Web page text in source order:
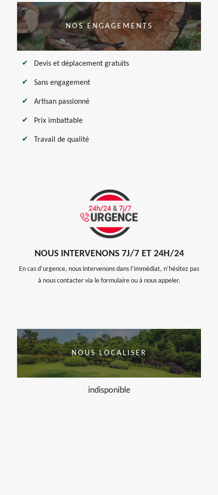
NOS ENGAGEMENTS
Devis et déplacement gratuits
Sans engagement
Artisan passionné
Prix imbattable
Travail de qualité
NOUS INTERVENONS 7J/7 ET 24H/24
En cas d’urgence, nous intervenons dans l’immédiat, n’hésitez pas
à nous contacter via le formulaire ou à nous appeler.
NOUS LOCALISER
indisponible